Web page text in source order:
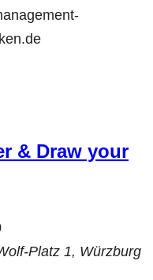
& Draw your
Platz 1, Würzburg